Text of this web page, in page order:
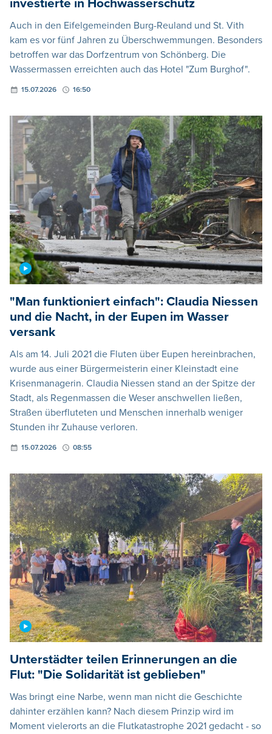
investierte in Hochwasserschutz
Auch in den Eifelgemeinden Burg-Reuland und St. Vith
kam es vor fünf Jahren zu Überschwemmungen. Besonders
betroffen war das Dorfzentrum von Schönberg. Die
Wassermassen erreichten auch das Hotel "Zum Burghof".
15.07.2026 16:50
"Man funktioniert einfach": Claudia Niessen
und die Nacht, in der Eupen im Wasser
versank
Als am 14. Juli 2021 die Fluten über Eupen hereinbrachen,
wurde aus einer Bürgermeisterin einer Kleinstadt eine
Krisenmanagerin. Claudia Niessen stand an der Spitze der
Stadt, als Regenmassen die Weser anschwellen ließen,
Straßen überfluteten und Menschen innerhalb weniger
Stunden ihr Zuhause verloren.
15.07.2026 08:55
Unterstädter teilen Erinnerungen an die
Flut: "Die Solidarität ist geblieben"
Was bringt eine Narbe, wenn man nicht die Geschichte
dahinter erzählen kann? Nach diesem Prinzip wird im
Moment vielerorts an die Flutkatastrophe 2021 gedacht - so